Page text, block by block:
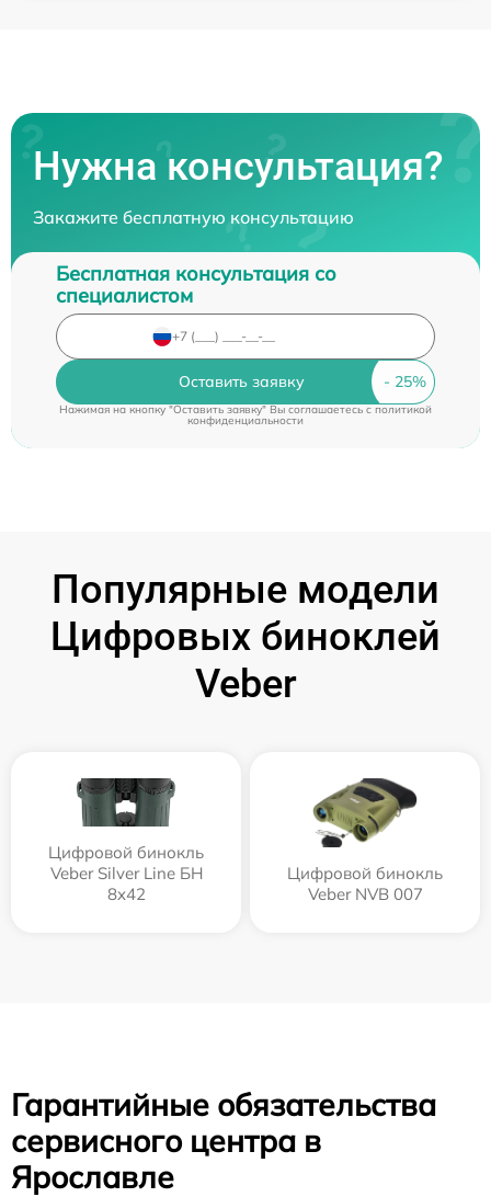
Нужна консультация?
Закажите бесплатную консультацию
Бесплатная консультация со
специалистом
Оставить заявку
Нажимая на кнопку "Оставить заявку" Вы соглашаетесь cполитикой
конфиденциальности
Популярные модели
Цифровых биноклей
Veber
Цифровой бинокль
Veber Silver Line БН
8x42
Цифровой бинокль
Veber NVB 007
Гарантийные обязательства
сервисного центра в
Ярославле